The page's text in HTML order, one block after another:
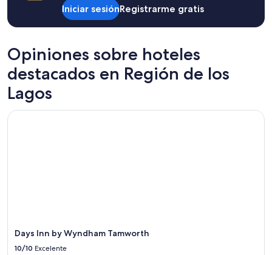
Aplican
términos
Iniciar sesiónRegistrarme gratis
Opiniones sobre hoteles
destacados en Región de los
Lagos
Days Inn by Wyndham Tamworth
10/10 Excelente
Days Inn by Wyndham Tamworth